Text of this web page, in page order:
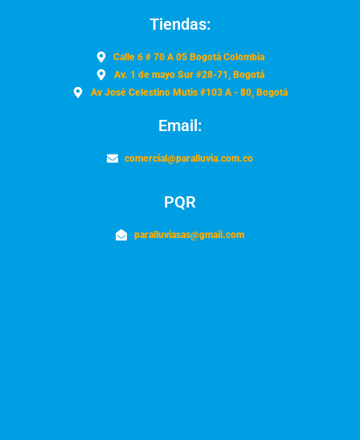
Tiendas:
Calle 6 # 70 A 05 Bogotá Colombia
Av. 1 de mayo Sur #28-71, Bogotá
Av José Celestino Mutis #103 A - 80, Bogotá
Email:
comercial@paralluvia.com.co
PQR
paralluviasas@gmail.com